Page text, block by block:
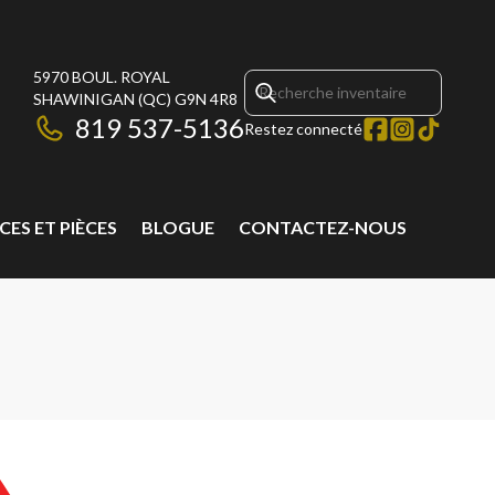
5970 BOUL. ROYAL
SHAWINIGAN (QC) G9N 4R8
819 537-5136Restez connecté
ET PIÈCES BLOGUE CONTACTEZ-NOUS